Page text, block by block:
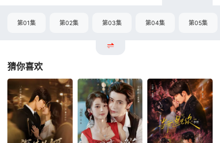
第01集 第02集 第03集 第04集 第05集
猜你喜欢